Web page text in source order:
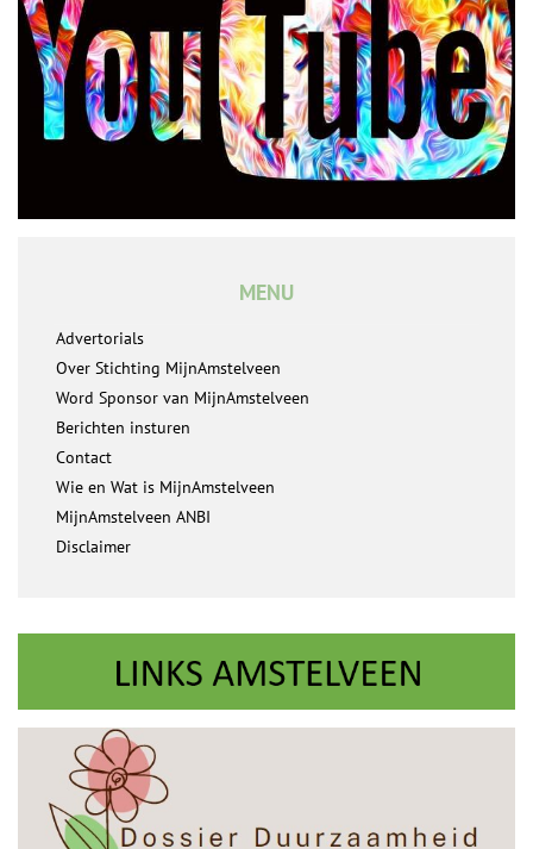
MENU
Advertorials
Over Stichting MijnAmstelveen
Word Sponsor van MijnAmstelveen
Berichten insturen
Contact
Wie en Wat is MijnAmstelveen
MijnAmstelveen ANBI
Disclaimer